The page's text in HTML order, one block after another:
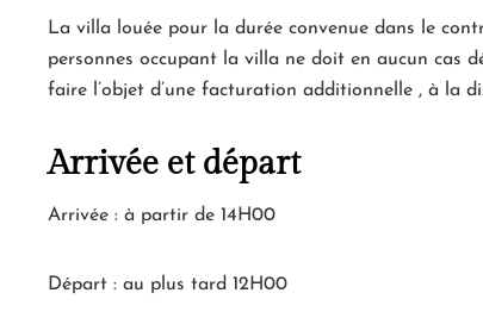
La villa louée pour la durée convenue dans le
personnes occupant la villa ne doit en aucun cas
faire l’objet d’une facturation additionnelle , à la
Arrivée et départ
Arrivée : à partir de 14H00
Départ : au plus tard 12H00